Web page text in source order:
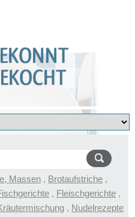
Massen , Brotaufstriche ,
, Fleischgerichte ,
, Nudelrezepte